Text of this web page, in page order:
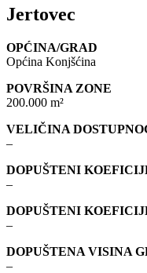
Jertovec
OPĆINA/GRAD
Općina Konjšćina
POVRŠINA ZONE
200.000 m²
VELIČINA
–
DOPUŠTENI
–
DOPUŠTENI
–
DOPUŠTENA VISINA
–